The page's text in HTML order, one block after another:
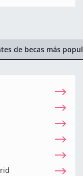
de becas más